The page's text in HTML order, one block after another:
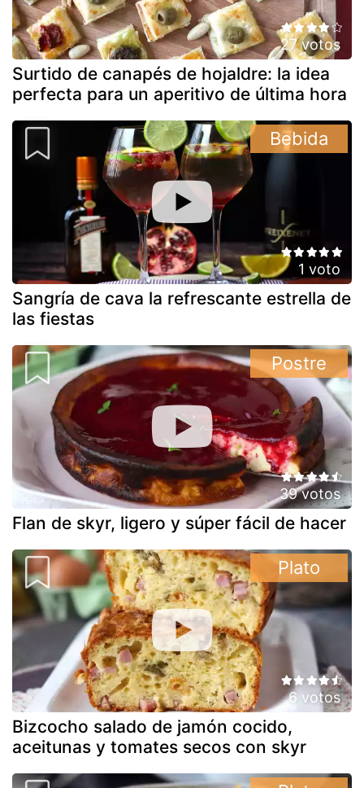
27 votos
Surtido de canapés de hojaldre: la idea
perfecta para un aperitivo de última hora
1 voto
Sangría de cava la refrescante estrella de
las fiestas
Bebida
39 votos
Flan de skyr, ligero y súper fácil de hacer
Postre
6 votos
Bizcocho salado de jamón cocido,
aceitunas y tomates secos con skyr
Plato